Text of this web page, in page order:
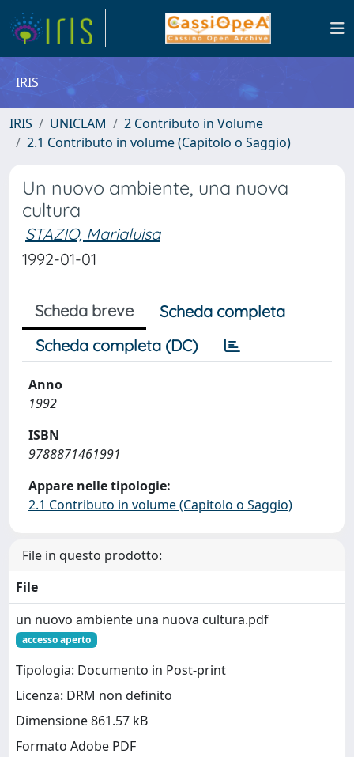
IRIS
IRIS UNICLAM
2 Contributo in Volume
2.1 Contributo in volume (Capitolo o Saggio)
Un nuovo ambiente, una nuova
cultura
STAZIO, Marialuisa
1992-01-01
Scheda breve
Scheda completa
Scheda completa (DC)
Anno
1992
ISBN
9788871461991
Appare nelle tipologie:
2.1 Contributo in volume (Capitolo o Saggio)
File in questo prodotto:
File
un nuovo ambiente una nuova cultura.pdf
accesso aperto
Tipologia: Documento in Post-print
Licenza: DRM non definito
Dimensione 861.57 kB
Formato Adobe PDF